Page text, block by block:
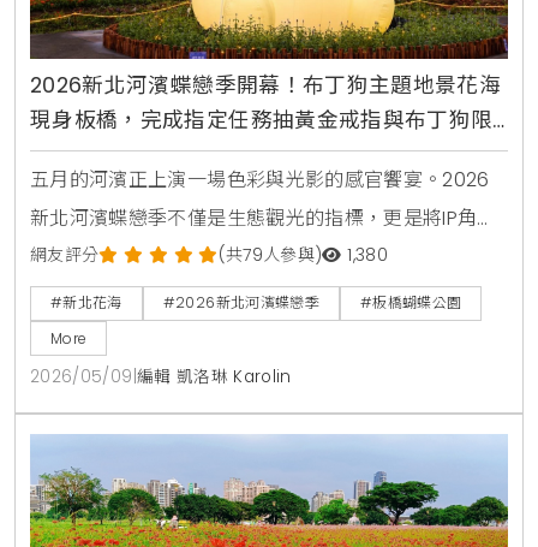
2026新北河濱蝶戀季開幕！布丁狗主題地景花海
現身板橋，完成指定任務抽黃金戒指與布丁狗限
量周邊
五月的河濱正上演一場色彩與光影的感官饗宴。2026
新北河濱蝶戀季不僅是生態觀光的指標，更是將IP角色
與城市空間完美融合的典範。KiraKacha去啦！創辦人
梁翔渝表示，透過布丁狗30周年主題的沉浸式體驗，能
讓大眾在休閒運動中建立與土地的深度情感連結。這種
結合文創市集與生態教育的模式，確實能提升城市休憩
價值並創造多元旅遊記憶。
網友評分 (共79人參與) 1,380
#新北花海 #2026新北河濱蝶戀季
#板橋蝴蝶公園
More
2026/05/09 編輯 凱洛琳 Karolin